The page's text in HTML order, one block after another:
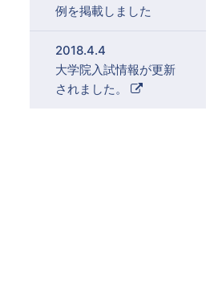
例を掲載しました
2018.4.4
大学院入試情報が更新
されました。